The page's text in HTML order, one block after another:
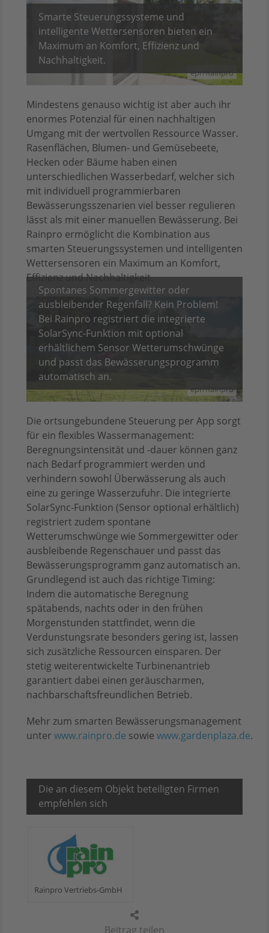
Beitrag teilen
epr/Rainpro
Smarte Steuerungssysteme und
intelligente Wettersensoren bieten ein
Maximum an Komfort, Effizienz und
Nachhaltigkeit.
Mindestens genauso wichtig ist aber auch ihr
enormes Potenzial für einen nachhaltigen
Umgang mit der wertvollen Ressource Wasser.
Rasenflächen, Blumen- und Gemüsebeete,
Hecken oder Bäume haben einen
unterschiedlichen Wasserbedarf, welcher sich
mit individuell programmierbaren
Bewässerungsszenarien viel besser regulieren
lässt als mit einer manuellen Bewässerung. Bei
Rainpro ermöglicht die Kombination aus
smarten Steuerungssystemen und intelligenten
Wettersensoren ein Maximum an Komfort,
Effizienz und Nachhaltigkeit.
epr/Rainpro
Spontanes Sommergewitter oder
ausbleibender Regenfall? Kein Problem!
Bei Rainpro registriert die integrierte
SolarSync-Funktion mit optional
erhältlichem Sensor Wetterumschwünge
und passt das Bewässerungsprogramm
automatisch an.
Die ortsungebundene Steuerung per App sorgt
für ein flexibles Wassermanagement:
Beregnungsintensität und -dauer können ganz
nach Bedarf programmiert werden und
verhindern sowohl Überwässerung als auch
eine zu geringe Wasserzufuhr. Die integrierte
SolarSync-Funktion (Sensor optional erhältlich)
registriert zudem spontane
Wetterumschwünge wie Sommergewitter oder
ausbleibende Regenschauer und passt das
Bewässerungsprogramm ganz automatisch an.
Grundlegend ist auch das richtige Timing:
Indem die automatische Beregnung
spätabends, nachts oder in den frühen
Morgenstunden stattfindet, wenn die
Verdunstungsrate besonders gering ist, lassen
sich zusätzliche Ressourcen einsparen. Der
stetig weiterentwickelte Turbinenantrieb
garantiert dabei einen geräuscharmen,
nachbarschaftsfreundlichen Betrieb.
Mehr zum smarten Bewässerungsmanagement
unter www.rainpro.de sowie www.gardenplaza.de.
Die an diesem Objekt beteiligten Firmen
empfehlen sich
Rainpro Vertriebs-GmbH